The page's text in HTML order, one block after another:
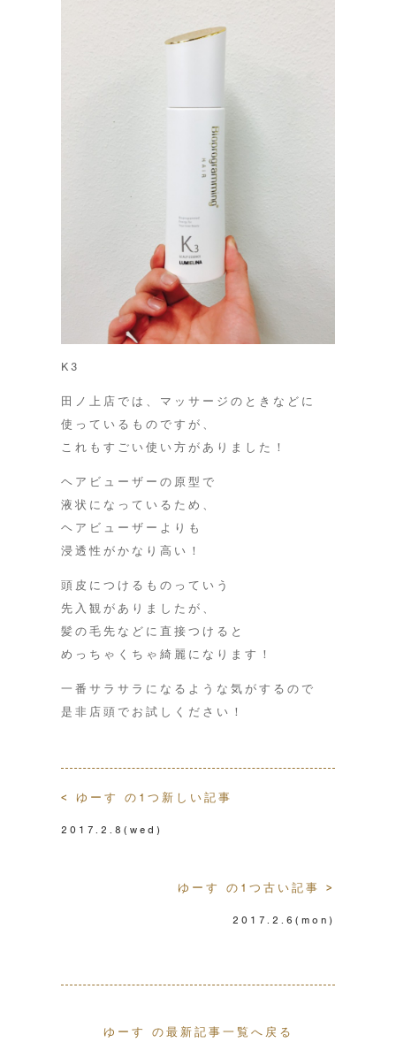
K3
田ノ上店では、マッサージのときなどに
使っているものですが、
これもすごい使い方がありました！
ヘアビューザーの原型で
液状になっているため、
ヘアビューザーよりも
浸透性がかなり高い！
頭皮につけるものっていう
先入観がありましたが、
髪の毛先などに直接つけると
めっちゃくちゃ綺麗になります！
一番サラサラになるような気がするので
是非店頭でお試しください！
< ゆーす の1つ新しい記事
2017.2.8 (wed)
ゆーす の1つ古い記事 >
2017.2.6 (mon)
ゆーす の最新記事一覧へ戻る